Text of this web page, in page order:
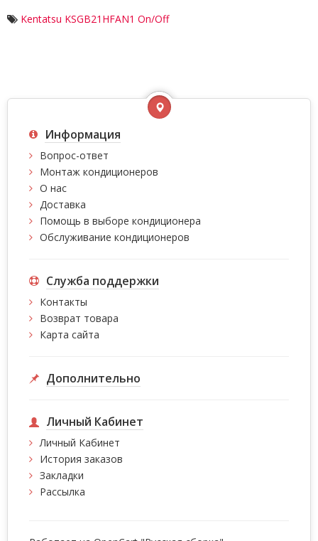
Kentatsu KSGB21HFAN1 Оn/Off
Информация
Вопрос-ответ
Монтаж кондиционеров
О нас
Доставка
Помощь в выборе кондиционера
Обслуживание кондиционеров
Служба поддержки
Контакты
Возврат товара
Карта сайта
Дополнительно
Личный Кабинет
Личный Кабинет
История заказов
Закладки
Рассылка